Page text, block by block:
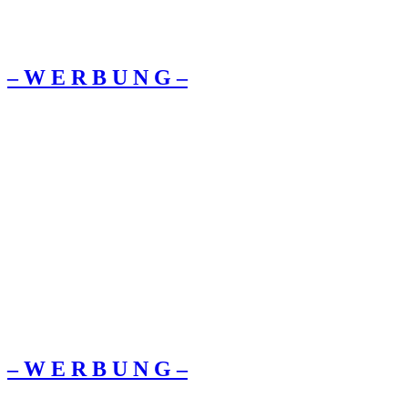
– W Ε R Β U Ν G –
– W Ε R Β U Ν G –